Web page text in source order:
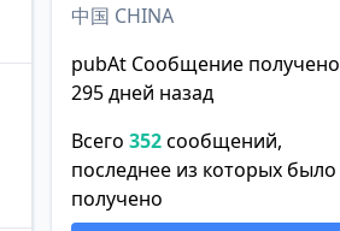
中国 CHINA
pubAt Сообщение получено
295 дней назад
Всего 352сообщений,
последнее из которых было
получено